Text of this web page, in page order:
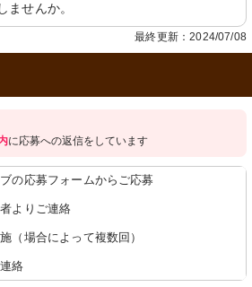
ませんか。
最終更新：2024/07/08
に応募への返信をしています
の応募フォームからご応募
よりご連絡
（場合によって複数回）
絡